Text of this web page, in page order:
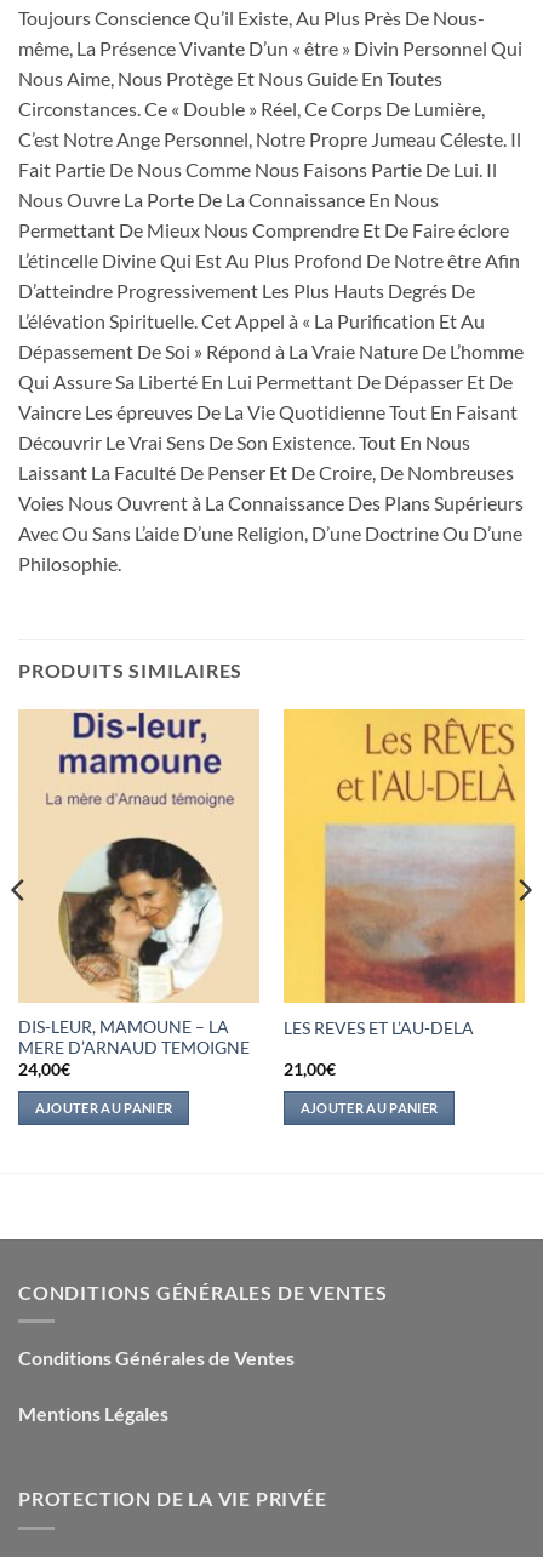
Toujours Conscience Qu’il Existe, Au Plus Près De Nous-
même, La Présence Vivante D’un « être » Divin Personnel Qui
Nous Aime, Nous Protège Et Nous Guide En Toutes
Circonstances. Ce « Double » Réel, Ce Corps De Lumière,
C’est Notre Ange Personnel, Notre Propre Jumeau Céleste. Il
Fait Partie De Nous Comme Nous Faisons Partie De Lui. Il
Nous Ouvre La Porte De La Connaissance En Nous
Permettant De Mieux Nous Comprendre Et De Faire éclore
L’étincelle Divine Qui Est Au Plus Profond De Notre être Afin
D’atteindre Progressivement Les Plus Hauts Degrés De
L’élévation Spirituelle. Cet Appel à « La Purification Et Au
Dépassement De Soi » Répond à La Vraie Nature De L’homme
Qui Assure Sa Liberté En Lui Permettant De Dépasser Et De
Vaincre Les épreuves De La Vie Quotidienne Tout En Faisant
Découvrir Le Vrai Sens De Son Existence. Tout En Nous
Laissant La Faculté De Penser Et De Croire, De Nombreuses
Voies Nous Ouvrent à La Connaissance Des Plans Supérieurs
Avec Ou Sans L’aide D’une Religion, D’une Doctrine Ou D’une
Philosophie.
PRODUITS SIMILAIRES
DIS-LEUR, MAMOUNE – LA
MERE D’ARNAUD TEMOIGNE
24,00€
AJOUTER AU PANIER
LES REVES ET L’AU-DELA
21,00€
AJOUTER AU PANIER
CONDITIONS GÉNÉRALES DE VENTES
Conditions Générales de Ventes
Mentions Légales
PROTECTION DE LA VIE PRIVÉE